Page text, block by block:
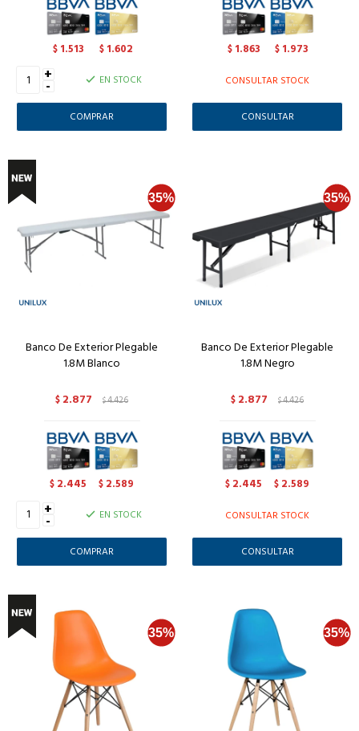
$ 1.513 $ 1.602
+
- EN STOCK
$ 1.863 $ 1.973
CONSULTAR STOCK
CONSULTAR
Banco De Exterior Plegable
1.8M Blanco
$ 2.877 $4.426
$ 2.445 $ 2.589
+
- EN STOCK
Banco De Exterior Plegable
1.8M Negro
$ 2.877 $4.426
$ 2.445 $ 2.589
CONSULTAR STOCK
CONSULTAR